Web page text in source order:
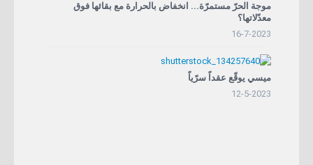
موجة الحرّ مستمرّة... انخفاض بالحرارة مع بقائها فوق
معدّلاتها؟
16-7-2023
ميسي يوقّع عقداً سرّياً
12-5-2023